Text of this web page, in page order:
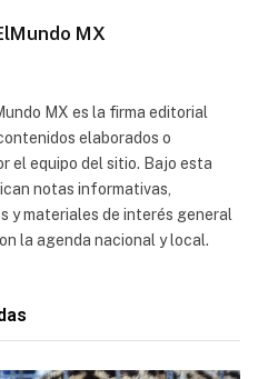
MX
MX es la firma editorial
elaborados o
el equipo del sitio. Bajo esta
notas informativas,
y materiales de interés general
la agenda nacional y local.